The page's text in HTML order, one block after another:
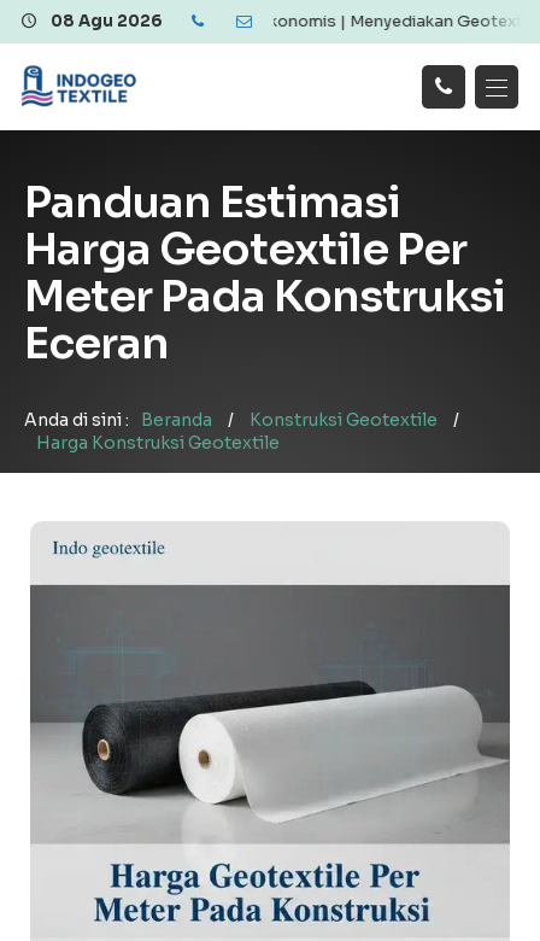
08 Agu 2026
Berkualitas dan Ekonomis | Menyediakan Geotextile
Tentang Kami
Galeri
Layanan
Hubungi
Panduan Estimasi
Harga Geotextile Per
Meter Pada Konstruksi
Eceran
Anda di sini : Beranda / Konstruksi Geotextile
/
Harga Konstruksi Geotextile